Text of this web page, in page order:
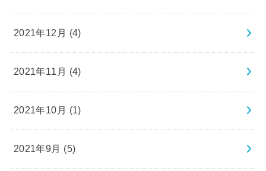
2021年12月 (4)
2021年11月 (4)
2021年10月 (1)
2021年9月 (5)